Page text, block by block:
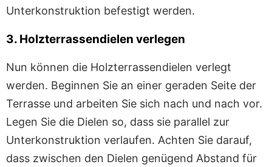
Unterkonstruktion befestigt werden.
3. Holzterrassendielen verlegen
Nun können die Holzterrassendielen verlegt
werden. Beginnen Sie an einer geraden Seite der
Terrasse und arbeiten Sie sich nach und nach vor.
Legen Sie die Dielen so, dass sie parallel zur
Unterkonstruktion verlaufen. Achten Sie darauf,
dass zwischen den Dielen genügend Abstand für